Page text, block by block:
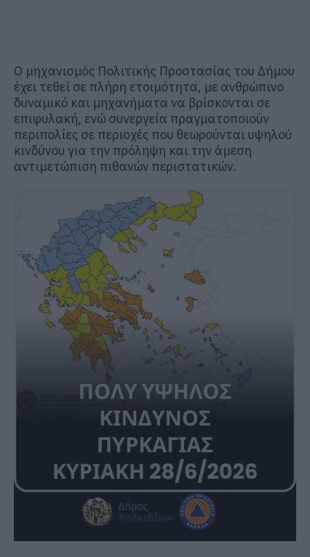
Ο μηχανισμός Πολιτικής Προστασίας του Δήμου
έχει τεθεί σε πλήρη ετοιμότητα, με ανθρώπινο
δυναμικό και μηχανήματα να βρίσκονται σε
επιφυλακή, ενώ συνεργεία πραγματοποιούν
περιπολίες σε περιοχές που θεωρούνται υψηλού
κινδύνου για την πρόληψη και την άμεση
αντιμετώπιση πιθανών περιστατικών.